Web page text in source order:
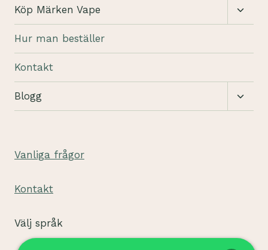
Köp Märken Vape
Växla
Hur man beställer
Kontakt
Blogg
Växla
Vanliga frågor
Kontakt
Välj språk